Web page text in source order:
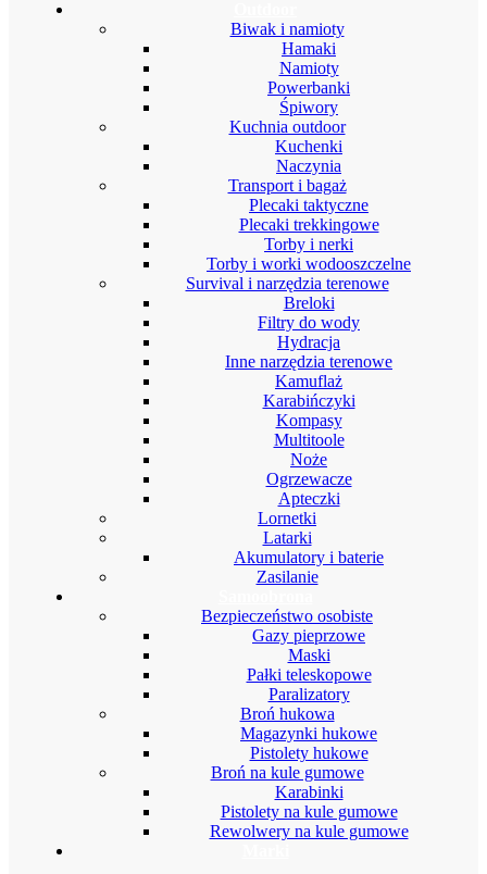
Biwak i namioty
Hamaki
Namioty
Powerbanki
Śpiwory
Kuchnia outdoor
Kuchenki
Naczynia
Transport i bagaż
Plecaki taktyczne
Plecaki trekkingowe
Torby i nerki
Torby i worki wodooszczelne
Survival i narzędzia terenowe
Breloki
Filtry do wody
Hydracja
Inne narzędzia terenowe
Kamuflaż
Karabińczyki
Kompasy
Multitoole
Noże
Ogrzewacze
Apteczki
Lornetki
Latarki
Akumulatory i baterie
Zasilanie
Bezpieczeństwo osobiste
Gazy pieprzowe
Maski
Pałki teleskopowe
Paralizatory
Broń hukowa
Magazynki hukowe
Pistolety hukowe
Broń na kule gumowe
Karabinki
Pistolety na kule gumowe
Rewolwery na kule gumowe